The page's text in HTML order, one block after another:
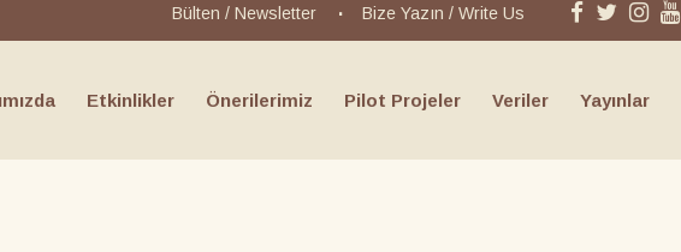
Bülten / Newsletter Bize Yazın / Write Us
Etkinlikler Önerilerimiz Pilot Projeler Veriler Yayınlar